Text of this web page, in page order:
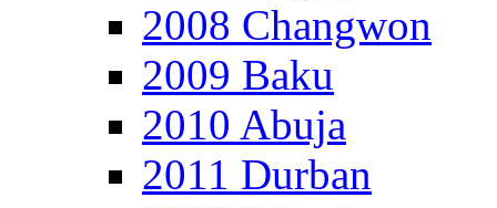
2008 Changwon
2009 Baku
2010 Abuja
2011 Durban